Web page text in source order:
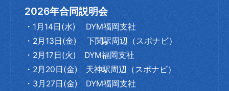
Recruit 採用情報
Entry応募フォーム
2026年合同説明会
・1月14日(水) DYM福岡支社
・2月13日(金) 下関駅周辺（スポナビ）
・2月17日(火) DYM福岡支社
・2月20日(金) 天神駅周辺（スポナビ）
・3月27日(金) DYM福岡支社